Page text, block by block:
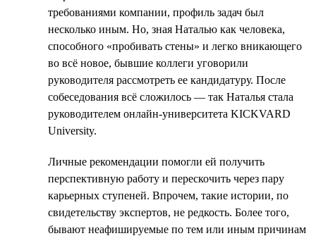
требованиями компании, профиль задач был
несколько иным. Но, зная Наталью как человека,
способного «пробивать стены» и легко вникающего
во всё новое, бывшие коллеги уговорили
руководителя рассмотреть ее кандидатуру. После
собеседования всё сложилось — так Наталья стала
руководителем онлайн-университета KICKVARD
University.
Личные рекомендации помогли ей получить
перспективную работу и перескочить через пару
карьерных ступеней. Впрочем, такие истории, по
свидетельству экспертов, не редкость. Более того,
бывают неафишируемые по тем или иным причинам